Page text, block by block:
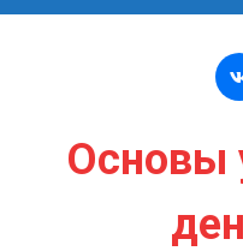
Перейти к содержимому
Основы